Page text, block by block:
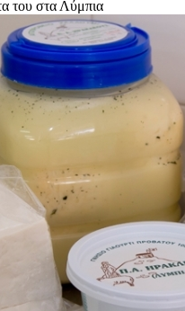
του στα Λύμπια